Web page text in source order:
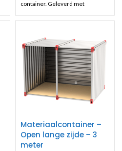
container. Geleverd met
rossters en enkele deur in de
pakket en gemonteerd als
container. Hoeken hebben pen en
gat verbinding tov te stapelen
containers. Gebruik
onderstaande formulier om een
offerte of order te plaatsen.
Offertes zijn geheel vrijblijvend
Materiaalcontainer –
Open lange zijde – 3
meter